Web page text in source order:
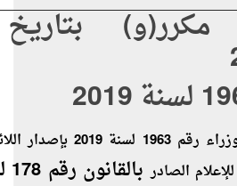
34 مكرر(و)
قـرار رئيس مجلـس الـوزراء رقم
الصادر